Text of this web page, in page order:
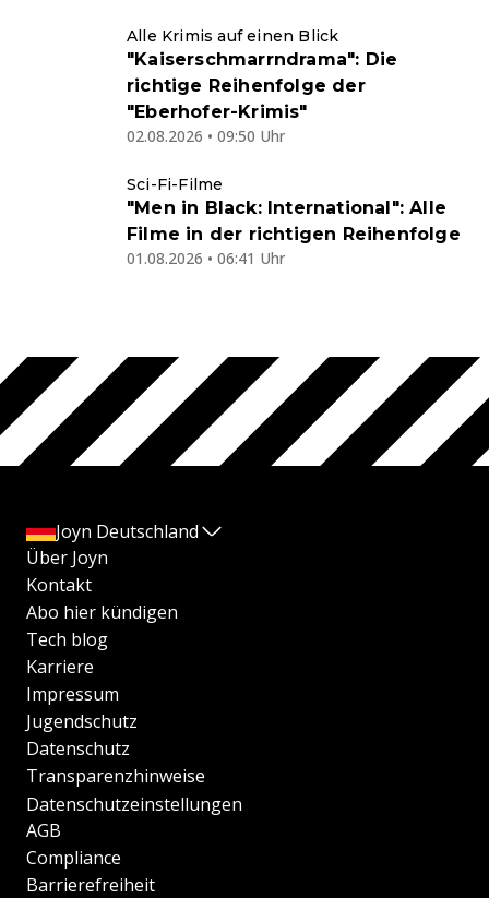
Alle Krimis auf einen Blick
"Kaiserschmarrndrama": Die
richtige Reihenfolge der
"Eberhofer-Krimis"
02.08.2026 • 09:50 Uhr
Sci-Fi-Filme
"Men in Black: International": Alle
Filme in der richtigen Reihenfolge
01.08.2026 • 06:41 Uhr
Joyn Deutschland
Über Joyn
Kontakt
Abo hier kündigen
Tech blog
Karriere
Impressum
Jugendschutz
Datenschutz
Transparenzhinweise
Datenschutzeinstellungen
AGB
Compliance
Barrierefreiheit